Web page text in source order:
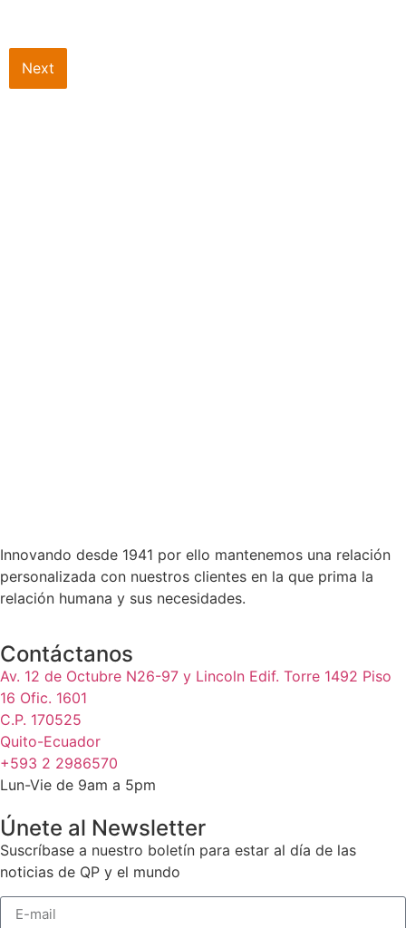
Next
Innovando desde 1941 por ello mantenemos una relación
personalizada con nuestros clientes en la que prima la
relación humana y sus necesidades.
Contáctanos
Av. 12 de Octubre N26-97 y Lincoln Edif. Torre 1492 Piso
16 Ofic. 1601
C.P. 170525
Quito-Ecuador
+593 2 2986570
Lun-Vie de 9am a 5pm
Únete al Newsletter
Suscríbase a nuestro boletín para estar al día de las
noticias de QP y el mundo